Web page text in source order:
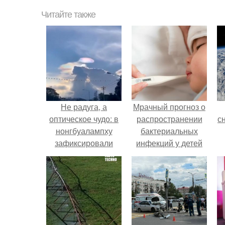
Читайте также
Не радуга, а
оптическое чудо: в
нонгбуалампху
зафиксировали
окологоризонтальную
дугу,
расположенную
почти
горизонтально.
Мрачный прогноз о
распространении
бактериальных
инфекций у детей
вышел.